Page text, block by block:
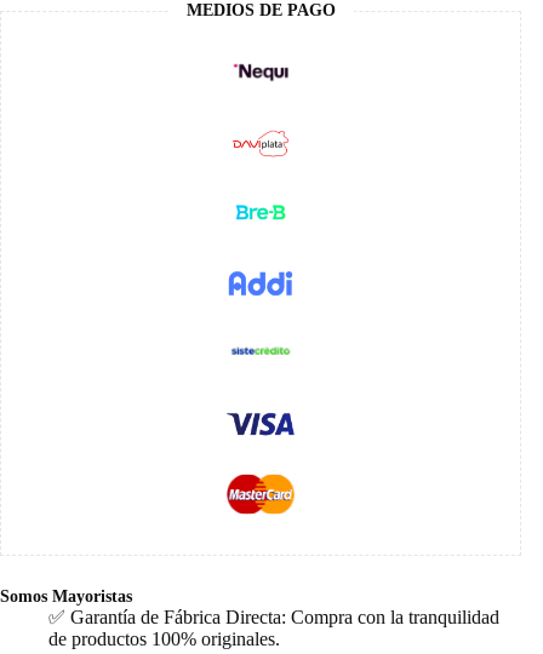
MEDIOS DE PAGO
Somos Mayoristas
✅ Garantía de Fábrica Directa: Compra con la tranquilidad
de productos 100% originales.